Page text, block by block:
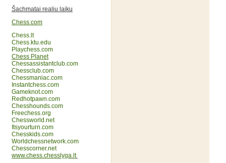
Šachmatai realiu laiku
Chess.com
Chess.lt
Chess.ktu.edu
Playchess.com
Chess Planet
Chessassistantclub.com
Chessclub.com
Chessmaniac.com
Instantchess.com
Gameknot.com
Redhotpawn.com
Chesshounds.com
Freechess.org
Chessworld.net
Itsyourturn.com
Chesskids.com
Worldchessnetwork.com
Chesscorner.net
www.chess.chesslyga.lt